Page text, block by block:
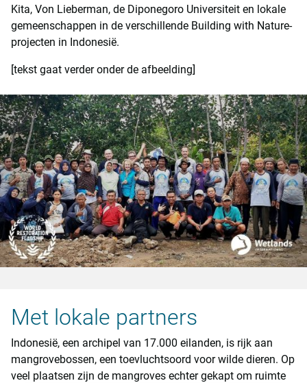
Kita, Von Lieberman, de Diponegoro Universiteit en lokale
gemeenschappen in de verschillende Building with Nature-
projecten in Indonesië.
[tekst gaat verder onder de afbeelding]
Met lokale partners
Indonesië, een archipel van 17.000 eilanden, is rijk aan
mangrovebossen, een toevluchtsoord voor wilde dieren. Op
veel plaatsen zijn de mangroves echter gekapt om ruimte